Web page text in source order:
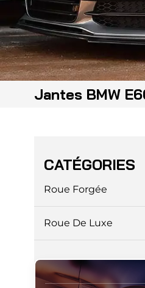
Jantes BMW
CATÉGORIES
Roue Forgée
Roue De Luxe